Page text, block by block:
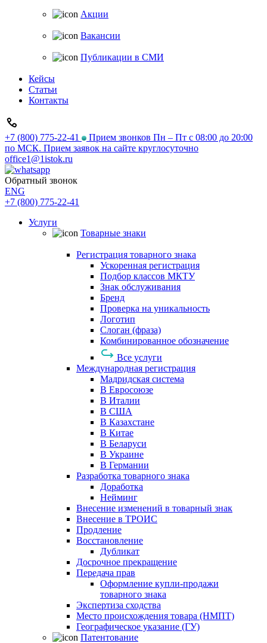
Акции
Вакансии
Публикации в СМИ
Кейсы
Статьи
Контакты
+7 (800) 775-22-41
Прием звонков Пн – Пт с 08:00 до 20:00
по МСК. Прием заявок на сайте круглосуточно
office1@1istok.ru
Обратный звонок
ENG
+7 (800) 775-22-41
Услуги
Товарные знаки
Регистрация товарного знака
Ускоренная регистрация
Подбор классов МКТУ
Знак обслуживания
Бренд
Проверка на уникальность
Логотип
Слоган (фраза)
Комбинированное обозначение
Все услуги
Международная регистрация
Мадридская система
В Евросоюзе
В Италии
В США
В Казахстане
В Китае
В Беларуси
В Украине
В Германии
Разработка товарного знака
Доработка
Нейминг
Внесение изменений в товарный знак
Внесение в ТРОИС
Продление
Восстановление
Дубликат
Досрочное прекращение
Передача прав
Оформление купли-продажи
товарного знака
Экспертиза сходства
Место происхождения товара (НМПТ)
Географическое указание (ГУ)
Патентование